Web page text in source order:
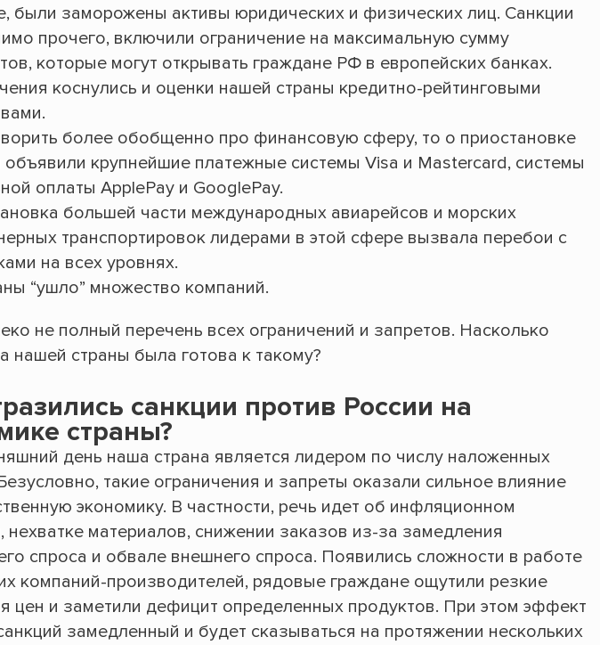
были заморожены активы юридических и физических лиц. Санкции
прочего, включили ограничение на максимальную сумму
которые могут открывать граждане РФ в европейских банках.
коснулись и оценки нашей страны кредитно-рейтинговыми
более обобщенно про финансовую сферу, то о приостановке
крупнейшие платежные системы Visa и Mastercard, системы
оплаты ApplePay и GooglePay.
большей части международных авиарейсов и морских
транспортировок лидерами в этой сфере вызвала перебои с
на всех уровнях.
“ушло” множество компаний.
не полный перечень всех ограничений и запретов. Насколько
нашей страны была готова к такому?
санкции против России на
страны?
день наша страна является лидером по числу наложенных
такие ограничения и запреты оказали сильное влияние
экономику. В частности, речь идет об инфляционном
нехватке материалов, снижении заказов из-за замедления
спроса и обвале внешнего спроса. Появились сложности в работе
компаний-производителей, рядовые граждане ощутили резкие
цен и заметили дефицит определенных продуктов. При этом эффект
замедленный и будет сказываться на протяжении нескольких